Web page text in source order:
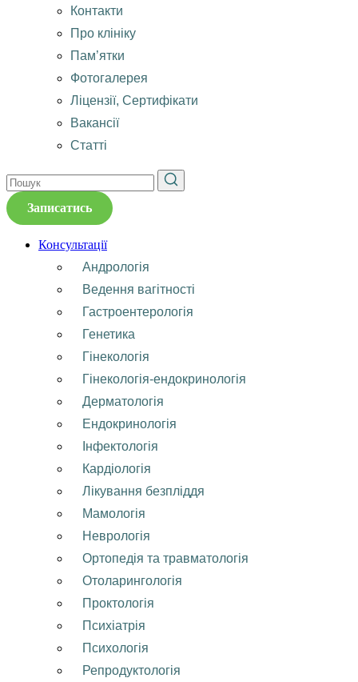
Контакти
Про клініку
Пам’ятки
Фотогалерея
Ліцензії, Сертифікати
Вакансії
Статті
Записатись
Консультації
Андрологія
Ведення вагітності
Гастроентерологія
Генетика
Гінекологія
Гінекологія-ендокринологія
Дерматологія
Ендокринологія
Інфектологія
Кардіологія
Лікування безпліддя
Мамологія
Неврологія
Ортопедія та травматологія
Отоларингологія
Проктологія
Психіатрія
Психологія
Репродуктологія